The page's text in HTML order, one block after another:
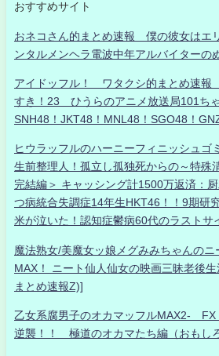
おすすめサイト
おネコさん的まとめ速報 僕の彼女はエ
ンタルメンヘラ電波中年アルバイターの
アイドッフル！ ワタクシ的まとめ速報
すき！23 ひうらのアニメ放送局101ち
SNH48！JKT48！MNL48！SGO48！
ヒウラッフルのハーニーフィニッシュゴ
生前整理人！孤立し孤独死からの～特殊
完結編＞ キャッシング計1500万返済：
つ病統合失調症14年生HKT46！！9期研
米が泣いた！認知症鬱病60代のラストサ
魔法熟女/美魔女ッ娘メグみみちゃんの
MAX！ ニート仙人仙女の映画三昧老後
まとめ速報Z)]
乙女系腐男子のオカマッフルMAX2- FX
逆襲！！ 極道のオカマたち編（おもし